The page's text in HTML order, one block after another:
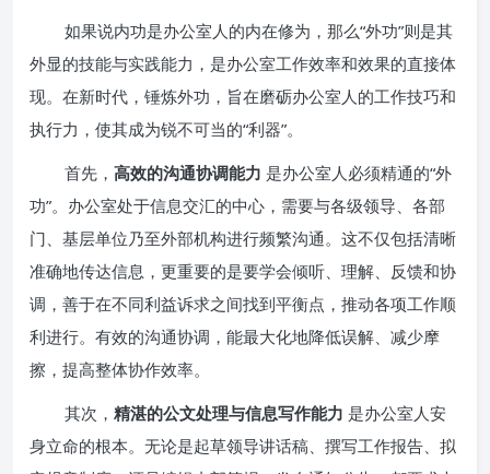
如果说内功是办公室人的内在修为，那么“外功”则是其
外显的技能与实践能力，是办公室工作效率和效果的直接体
现。在新时代，锤炼外功，旨在磨砺办公室人的工作技巧和
执行力，使其成为锐不可当的“利器”。
首先， 高效的沟通协调能力 是办公室人必须精通的“外
功”。办公室处于信息交汇的中心，需要与各级领导、各部
门、基层单位乃至外部机构进行频繁沟通。这不仅包括清晰
准确地传达信息，更重要的是要学会倾听、理解、反馈和协
调，善于在不同利益诉求之间找到平衡点，推动各项工作顺
利进行。有效的沟通协调，能最大化地降低误解、减少摩
擦，提高整体协作效率。
其次， 精湛的公文处理与信息写作能力 是办公室人安
身立命的根本。无论是起草领导讲话稿、撰写工作报告、拟